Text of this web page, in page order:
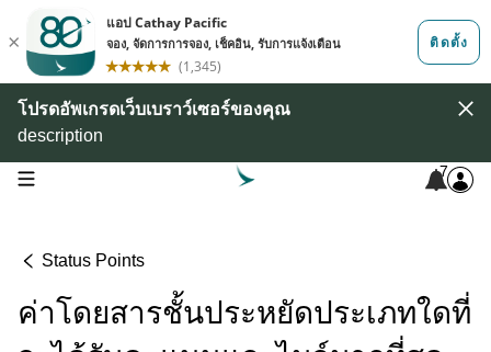
โปรดอัพเกรดเว็บเบราว์เซอร์ของคุณ
description
open navigation menu 7
Status Points
ค่าโดยสารชั้นประหยัดประเภทใดที่